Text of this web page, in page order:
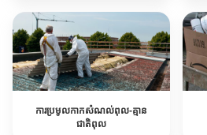
ការប្រមូលកាកសំណល់ពុល-គ្មាន
ជាតិពុល